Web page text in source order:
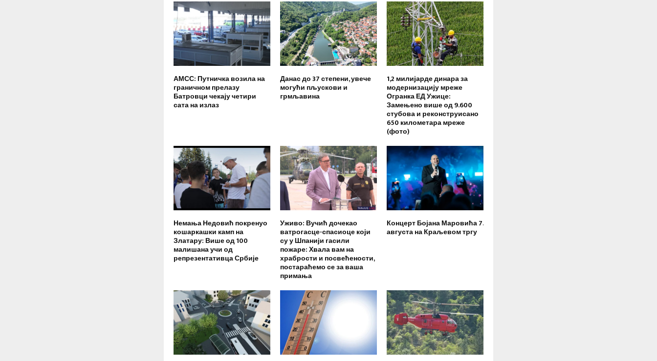
АМСС: Путничка возила на
граничном прелазу
Батровци чекају четири
сата на излаз
Данас до 37 степени, увече
могући пљускови и
грмљавина
1,2 милијарде динара за
модернизацију мреже
Огранка ЕД Ужице:
Замењено више од 9.600
стубова и реконструисано
650 километара мреже
(фото)
Немања Недовић покренуо
кошаркашки камп на
Златару: Више од 100
малишана учи од
репрезентативца Србије
Уживо: Вучић дочекао
ватрогасце-спасиоце који
су у Шпанији гасили
пожаре: Хвала вам на
храбрости и посвећености,
постараћемо се за ваша
примања
Концерт Бојана Маровића 7.
августа на Краљевом тргу